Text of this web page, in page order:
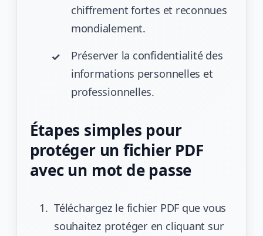
chiffrement fortes et reconnues
mondialement.
Préserver la confidentialité des
informations personnelles et
professionnelles.
Étapes simples pour
protéger un fichier PDF
avec un mot de passe
Téléchargez le fichier PDF que vous
souhaitez protéger en cliquant sur